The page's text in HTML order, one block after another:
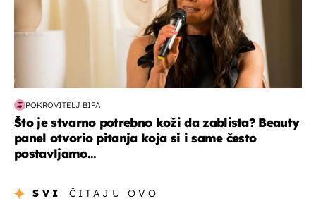
POKROVITELJ BIPA
Što je stvarno potrebno koži da zablista? Beauty
panel otvorio pitanja koja si i same često
postavljamo...
SVI ČITAJU OVO